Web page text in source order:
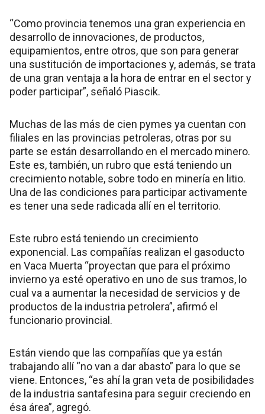
“Como provincia tenemos una gran experiencia en
desarrollo de innovaciones, de productos,
equipamientos, entre otros, que son para generar
una sustitución de importaciones y, además, se trata
de una gran ventaja a la hora de entrar en el sector y
poder participar”, señaló Piascik.
Muchas de las más de cien pymes ya cuentan con
filiales en las provincias petroleras, otras por su
parte se están desarrollando en el mercado minero.
Este es, también, un rubro que está teniendo un
crecimiento notable, sobre todo en minería en litio.
Una de las condiciones para participar activamente
es tener una sede radicada allí en el territorio.
Este rubro está teniendo un crecimiento
exponencial. Las compañías realizan el gasoducto
en Vaca Muerta “proyectan que para el próximo
invierno ya esté operativo en uno de sus tramos, lo
cual va a aumentar la necesidad de servicios y de
productos de la industria petrolera”, afirmó el
funcionario provincial.
Están viendo que las compañías que ya están
trabajando allí “no van a dar abasto” para lo que se
viene. Entonces, “es ahí la gran veta de posibilidades
de la industria santafesina para seguir creciendo en
ésa área”, agregó.